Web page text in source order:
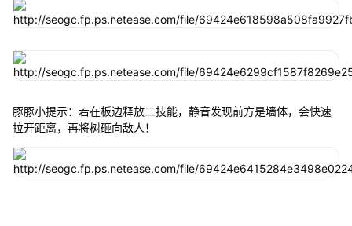
豚豚小提示：若在板边释放二技能，静音发现前方是墙体，会快速
拉开距离，再将树砸向敌人！